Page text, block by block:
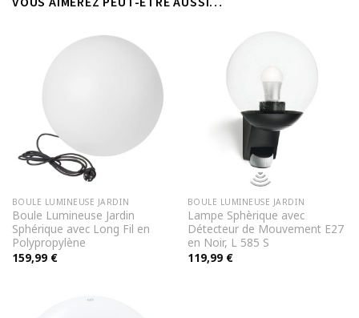
BOULE LUMINEUSE JARDIN
Boule Lumineuse Jardin
Sphérique avec Long Fil en
Polypropylène
159,99 €
BOULE LUMINEUSE JARDIN
Lampe Sphèrique avec
Détecteur de Mouvement E27
en Noir, L 585 S
119,99 €